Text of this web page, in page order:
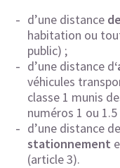
d’une distance
habitation ou
public) ;
d’une distance d
véhicules
classe 1 munis
numéros 1 ou 1.5
d’une distance de
stationnement
(article 3).